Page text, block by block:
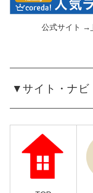
公式サイト →
▼サイト・ナビ